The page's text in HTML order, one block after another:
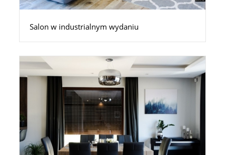
Salon w industrialnym wydaniu